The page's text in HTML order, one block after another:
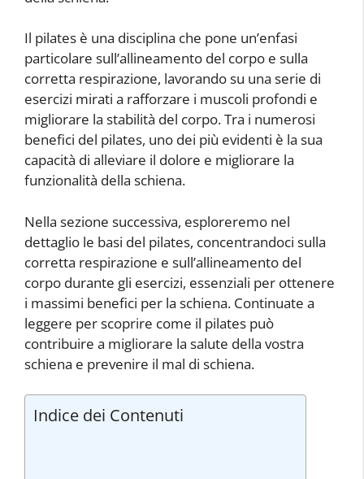
Il pilates è una disciplina che pone un’enfasi
particolare sull’allineamento del corpo e sulla
corretta respirazione, lavorando su una serie di
esercizi mirati a rafforzare i muscoli profondi e
migliorare la stabilità del corpo. Tra i numerosi
benefici del pilates, uno dei più evidenti è la sua
capacità di alleviare il dolore e migliorare la
funzionalità della schiena.
Nella sezione successiva, esploreremo nel
dettaglio le basi del pilates, concentrandoci sulla
corretta respirazione e sull’allineamento del
corpo durante gli esercizi, essenziali per ottenere
i massimi benefici per la schiena. Continuate a
leggere per scoprire come il pilates può
contribuire a migliorare la salute della vostra
schiena e prevenire il mal di schiena.
Indice dei Contenuti